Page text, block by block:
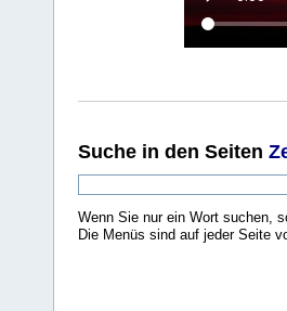
Suche in den Seiten
Wenn Sie nur ein Wort suchen,
Die Menüs sind auf jeder Seite